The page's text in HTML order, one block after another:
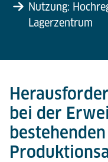
Nutzung:
Lagerzentrum
bei der